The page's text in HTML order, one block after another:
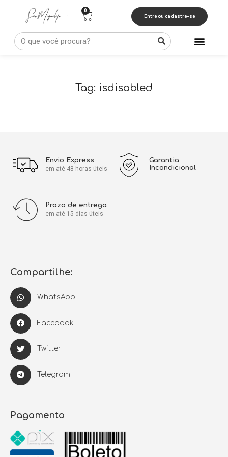
Entre ou cadastre-se
Tag: isdisabled
Prazo de entrega
em até 15 dias úteis
Garantia
Incondicional
Envio Express
em até 48 horas úteis
Pagamento
Compartilhe:
WhatsApp
Facebook
Twitter
Telegram